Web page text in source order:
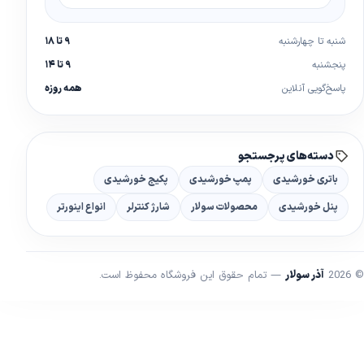
شنبه تا چهارشنبه
۹ تا ۱۸
پنجشنبه
۹ تا ۱۴
پاسخ‌گویی آنلاین
همه روزه
دسته‌های پرجستجو
باتری خورشیدی پمپ خورشیدی
پکیج خورشیدی
پنل خورشیدی
محصولات سولار شارژ کنترلر انواع اینورتر
© 2026 آذر سولار — تمام حقوق این فروشگاه محفوظ است.